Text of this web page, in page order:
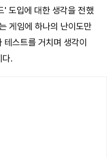
' 도입에 대한 생각을 전했
게임에 하나의 난이도만
테스트를 거치며 생각이
다.